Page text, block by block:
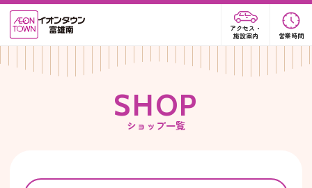
アクセス・
施設案内
営業時間
SHOP
ショップ一覧